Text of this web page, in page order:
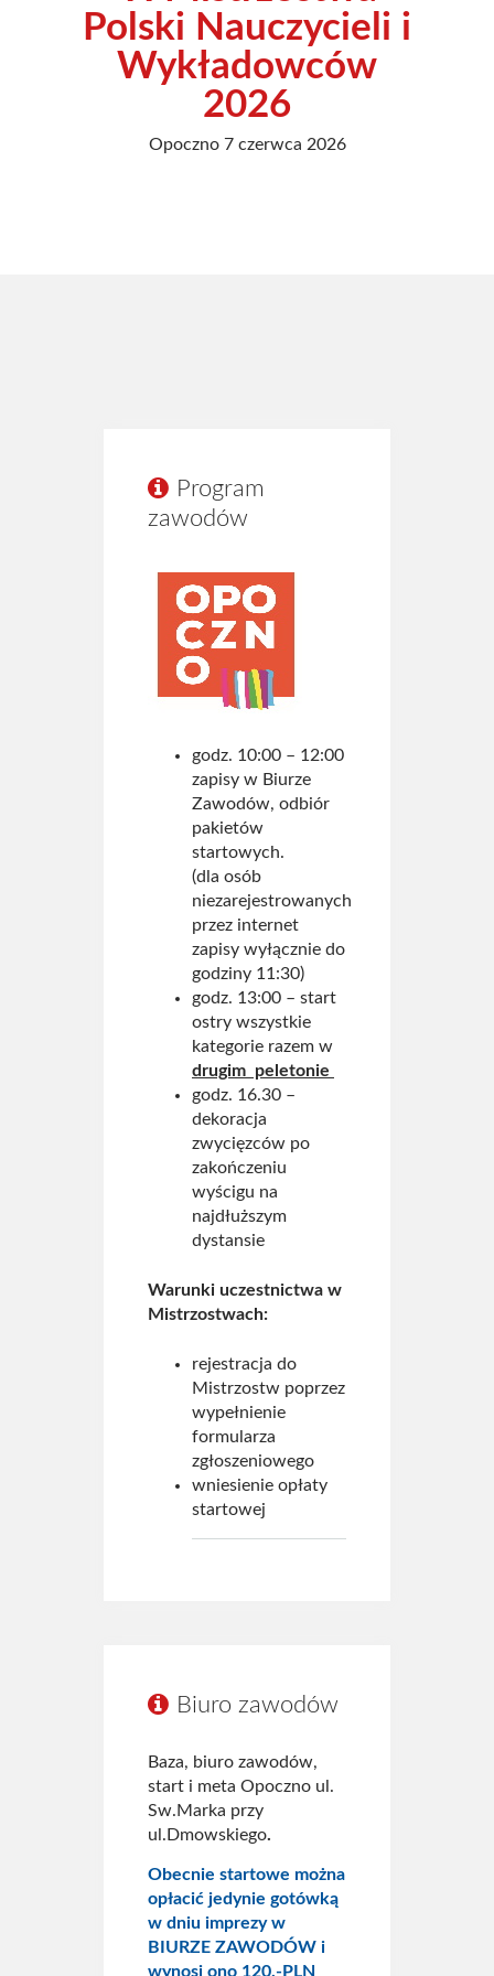
Kto jest kto
Strój kolarski ŻTC
Regulamin
Polski Nauczycieli i
Wykładowców
2026
Opoczno 7 czerwca 2026
Program
zawodów
godz. 10:00 – 12:00
zapisy w Biurze
Zawodów, odbiór
pakietów
startowych.
(dla osób
niezarejestrowanych
przez internet
zapisy wyłącznie do
godziny 11:30)
godz. 13:00 – start
ostry wszystkie
kategorie razem w
drugim peletonie
godz. 16.30 –
dekoracja
zwycięzców po
zakończeniu
wyścigu na
najdłuższym
dystansie
Warunki uczestnictwa w
Mistrzostwach:
rejestracja do
Mistrzostw poprzez
wypełnienie
formularza
zgłoszeniowego
wniesienie opłaty
startowej
Biuro zawodów
Baza, biuro zawodów,
start i meta Opoczno ul.
Sw.Marka przy
ul.Dmowskiego.
Obecnie startowe można
opłacić jedynie gotówką
w dniu imprezy w
BIURZE ZAWODÓW i
wynosi ono 120,-PLN